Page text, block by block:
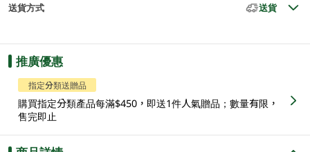
送貨方式 送貨
推廣優惠
指定分類送贈品
購買指定分類產品每滿$450，即送1件人氣贈品；數量有限，
售完即止